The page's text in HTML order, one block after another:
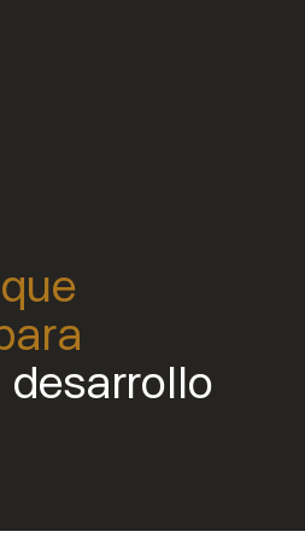
desarrollo